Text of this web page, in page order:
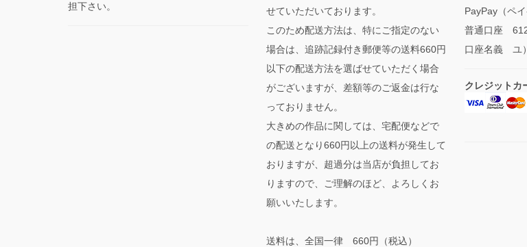
担下さい。
せていただいております。
このため配送方法は、特にご指定のない
場合は、追跡記録付き郵便等の送料660円
以下の配送方法を選ばせていただく場合
がございますが、差額等のご返金は行な
っておりません。
大きめの作品に関しては、宅配便などで
の配送となり660円以上の送料が発生して
おりますが、超過分は当店が負担してお
りますので、ご理解のほど、よろしくお
願いいたします。
送料は、全国一律 660円（税込）
PayPay（ペ
普通口座
口座名義 ユ
クレジットカ